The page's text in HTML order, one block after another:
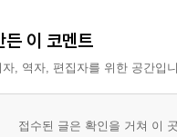
든 이 코멘트
자, 역자, 편집자를 위한 공간입
접수된 글은 확인을 거쳐 이